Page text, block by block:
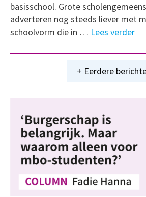
basisschool. Grote
adverteren nog steeds liever met
schoolvorm die in … Lees verder
+ Eerdere